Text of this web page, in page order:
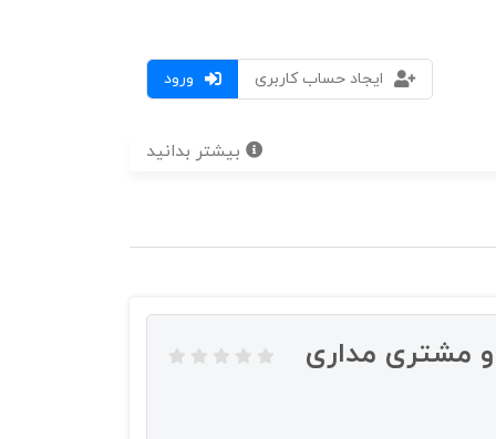
ورود ایجاد حساب کاربری
بیشتر بدانید
و مشتری مداری